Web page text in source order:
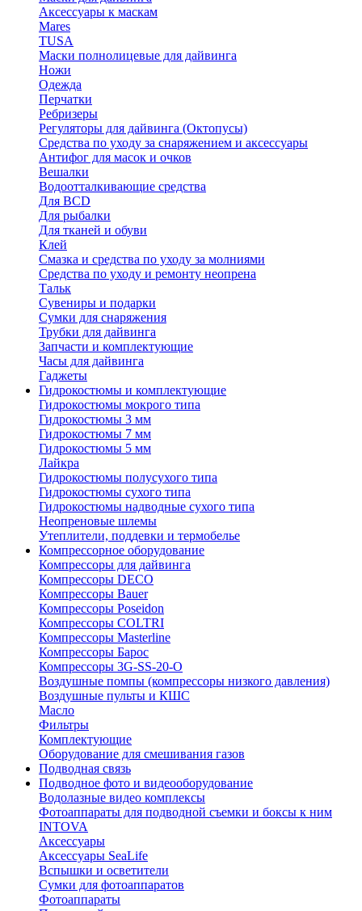
Аксессуары к маскам
Mares
TUSA
Маски полнолицевые для дайвинга
Ножи
Одежда
Перчатки
Ребризеры
Регуляторы для дайвинга (Октопусы)
Средства по уходу за снаряжением и аксессуары
Антифог для масок и очков
Вешалки
Водоотталкивающие средства
Для BCD
Для рыбалки
Для тканей и обуви
Клей
Смазка и средства по уходу за молниями
Средства по уходу и ремонту неопрена
Тальк
Сувениры и подарки
Сумки для снаряжения
Трубки для дайвинга
Запчасти и комплектующие
Часы для дайвинга
Гаджеты
Гидрокостюмы и комплектующие
Гидрокостюмы мокрого типа
Гидрокостюмы 3 мм
Гидрокостюмы 7 мм
Гидрокостюмы 5 мм
Лайкра
Гидрокостюмы полусухого типа
Гидрокостюмы сухого типа
Гидрокостюмы надводные сухого типа
Неопреновые шлемы
Утеплители, поддевки и термобелье
Компрессорное оборудование
Компрессоры для дайвинга
Компрессоры DECO
Компрессоры Bauer
Компрессоры Poseidon
Компрессоры COLTRI
Компрессоры Masterline
Компрессоры Барос
Компрессоры 3G-SS-20-O
Воздушные помпы (компрессоры низкого давления)
Воздушные пульты и КШС
Масло
Фильтры
Комплектующие
Оборудование для смешивания газов
Подводная связь
Подводное фото и видеооборудование
Водолазные видео комплексы
Фотоаппараты для подводной съемки и боксы к ним
INTOVA
Аксессуары
Аксессуары SeaLife
Вспышки и осветители
Сумки для фотоаппаратов
Фотоаппараты